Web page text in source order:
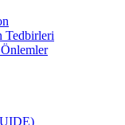
Tedbirleri